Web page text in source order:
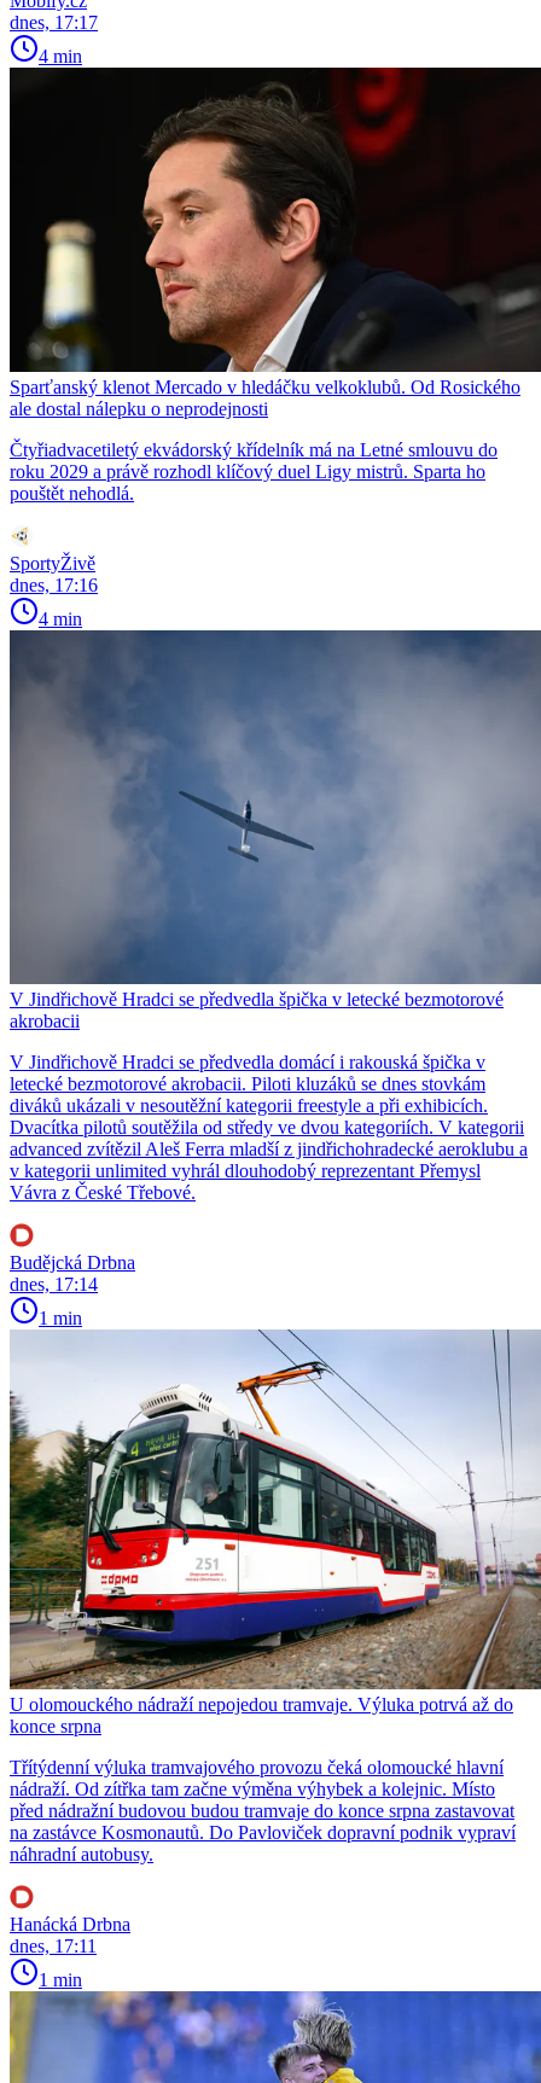
dnes, 17:17
4 min
Sparťanský klenot Mercado v hledáčku velkoklubů. Od Rosického
ale dostal nálepku o neprodejnosti
Čtyřiadvacetiletý ekvádorský křídelník má na Letné smlouvu do
roku 2029 a právě rozhodl klíčový duel Ligy mistrů. Sparta ho
pouštět nehodlá.
SportyŽivě
dnes, 17:16
4 min
V Jindřichově Hradci se předvedla špička v letecké bezmotorové
akrobacii
V Jindřichově Hradci se předvedla domácí i rakouská špička v
letecké bezmotorové akrobacii. Piloti kluzáků se dnes stovkám
diváků ukázali v nesoutěžní kategorii freestyle a při exhibicích.
Dvacítka pilotů soutěžila od středy ve dvou kategoriích. V kategorii
advanced zvítězil Aleš Ferra mladší z jindřichohradecké aeroklubu a
v kategorii unlimited vyhrál dlouhodobý reprezentant Přemysl
Vávra z České Třebové.
Budějcká Drbna
dnes, 17:14
1 min
U olomouckého nádraží nepojedou tramvaje. Výluka potrvá až do
konce srpna
Třítýdenní výluka tramvajového provozu čeká olomoucké hlavní
nádraží. Od zítřka tam začne výměna výhybek a kolejnic. Místo
před nádražní budovou budou tramvaje do konce srpna zastavovat
na zastávce Kosmonautů. Do Pavloviček dopravní podnik vypraví
náhradní autobusy.
Hanácká Drbna
dnes, 17:11
1 min